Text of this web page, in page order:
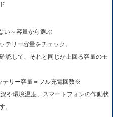
い～容量から選ぶ
テリー容量をチェック。
認して、それと同じか上回る容量のモ
テリー容量＝フル充電回数※
や環境温度、スマートフォンの作動状
。